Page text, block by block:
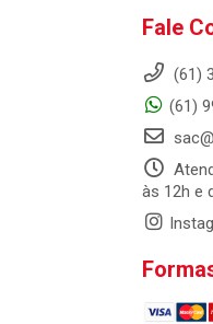
Fale
(61)
(61)
às 12h e